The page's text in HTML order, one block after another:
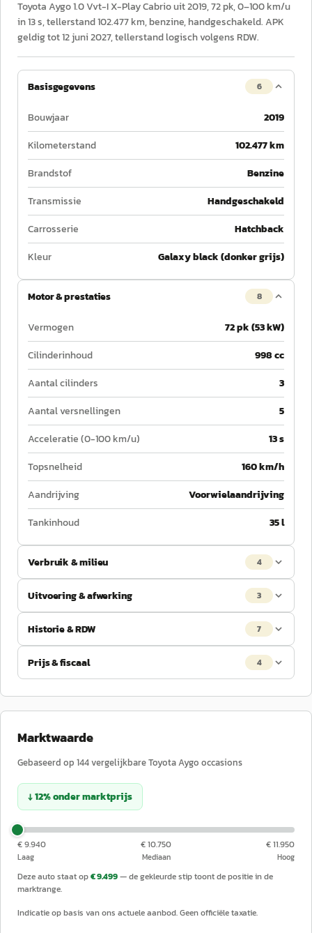
Toyota Aygo 1.0 Vvt-I X-Play Cabrio uit 2019, 72 pk, 0–100 km/u
in 13 s, tellerstand 102.477 km, benzine, handgeschakeld. APK
geldig tot 12 juni 2027, tellerstand logisch volgens RDW.
Basisgegevens 6
Bouwjaar
2019
Kilometerstand
102.477 km
Brandstof
Benzine
Transmissie
Handgeschakeld
Carrosserie
Hatchback
Kleur
Galaxy black (donker grijs)
Motor & prestaties 8
Vermogen
72 pk (53 kW)
Cilinderinhoud
998 cc
Aantal cilinders
3
Aantal versnellingen
5
Acceleratie (0-100 km/u)
13 s
Topsnelheid
160 km/h
Aandrijving
Voorwielaandrijving
Tankinhoud
35 l
Verbruik & milieu 4
Uitvoering & afwerking 3
Historie & RDW 7
Prijs & fiscaal 4
Marktwaarde
Gebaseerd op 144vergelijkbareToyotaAygo occasions
↓12%ondermarktprijs
€ 9.940
Laag
€ 10.750
Mediaan
€ 11.950
Hoog
Deze auto staat op€ 9.499— de gekleurde stip toont de positie in de
marktrange.
Indicatie op basis van ons actuele aanbod. Geen officiële taxatie.